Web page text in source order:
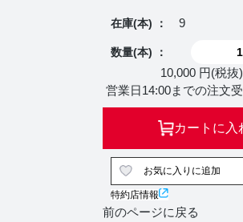
在庫(本) ： 9
数量(本) ：
10,000 円(税
営業日14:00までの注文
カートに入
お気に入りに追加
特約店情報
前のページに戻る